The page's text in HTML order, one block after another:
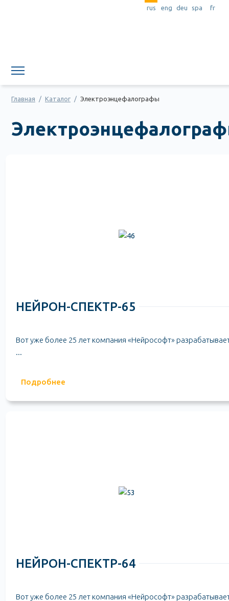
rus eng deu spa fr
Главная / Каталог / Электроэнцефалографы
НЕЙРОН-СПЕКТР-65
Вот уже более 25 лет компания «Нейрософт»
...
Подробнее
НЕЙРОН-СПЕКТР-64
Вот уже более 25 лет компания «Нейрософт»